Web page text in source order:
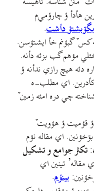
هأدأ ؤ چارؤمي‌م
بگۊبشتؤ دأشت.
کس ٚ گبؤنم خأ ايشتؤسن.
مؤهم گب بزئه دأنه.
دئه هيچ رازي ندأنه ؤ
اي مطلب-ه
چي دره امئه زمين
ؤ قؤميت ؤ هؤويت
اي مقاله نؤم
تکثر جوامع و تشکیل
مقاله’ تينين اي
بینؤم.